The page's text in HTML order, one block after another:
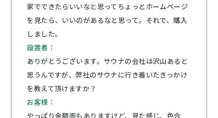
家でできたらいいなと思ってちょっとホームページ
を見たら、いいのがあるなと思って。それで、購入
しました。
設置者 ：
ありがとうございます。サウナの会社は沢山あると
思うんですが、弊社のサウナに行き着いたきっかけ
を教えて頂けますか？
お客様 ：
やっぱり金額面もありますけど、見た感じ、色合